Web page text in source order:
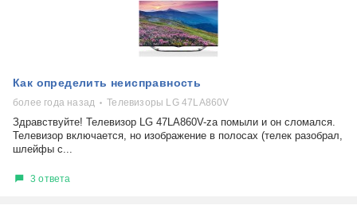
Как определить неисправность
более года назад Телевизоры LG 47LA860V
Здравствуйте! Телевизор LG 47LA860V-za помыли и он сломался.
Телевизор включается, но изображение в полосах (телек разобрал,
шлейфы с...
3 ответа